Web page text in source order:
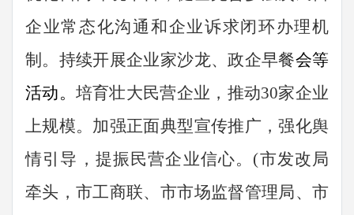
企业常态化沟通和企业诉求闭环办理机
制。持续开展企业家沙龙、政企早餐会等
活动。 培育壮大民营企业，推动30家企业
上规模。加强正面典型宣传推广，强化舆
情引 导 ，提振民营企业信心。 (市发改局
牵头，市工商联、市市场监督管理局、市